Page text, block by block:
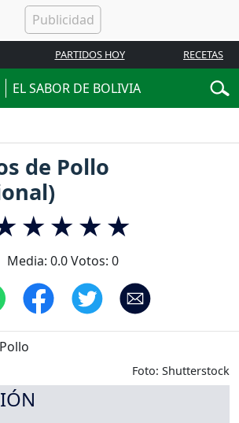
PARTIDOS HOY RECETAS
EL SABOR DE BOLIVIA
de Pollo
Media: 0.0Votos: 0
Foto: Shutterstock